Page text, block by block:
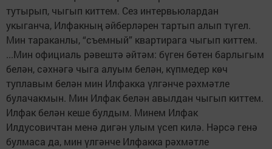
тутырып, чыгып киттем. Сез интервьюлардан
укыганча, Илфакның әйберләрен тартып алып түгел.
Мин тараканлы, “съемный” квартирага чыгып киттем.
...Мин официаль рәвештә әйтәм: бүген бөтен барлыгым
белән, сәхнәгә чыга алуым белән, күпмедер көч
туплавым белән мин Илфакка үлгәнче рәхмәтле
булачакмын. Мин Илфак белән авылдан чыгып киттем.
Илфак белән кеше булдым. Минем Илфак
Илдусовичтан менә дигән улым үсеп килә. Нәрсә генә
булмаса да, мин үлгәнче Илфакка рәхмәтле